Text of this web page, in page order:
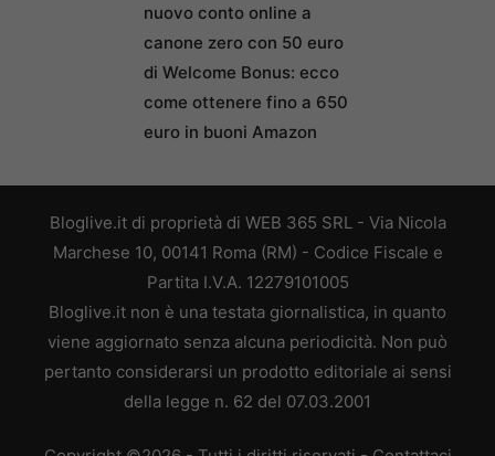
nuovo conto online a
canone zero con 50 euro
di Welcome Bonus: ecco
come ottenere fino a 650
euro in buoni Amazon
Bloglive.it di proprietà di WEB 365 SRL - Via Nicola
Marchese 10, 00141 Roma (RM) - Codice Fiscale e
Partita I.V.A. 12279101005
Bloglive.it non è una testata giornalistica, in quanto
viene aggiornato senza alcuna periodicità. Non può
pertanto considerarsi un prodotto editoriale ai sensi
della legge n. 62 del 07.03.2001